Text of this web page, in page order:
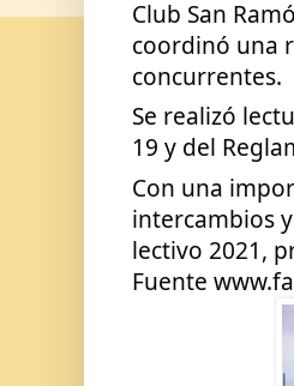
Club San
coordinó una
concurrentes.
Se realizó
19 y del
Con una
intercambios
lectivo 2021,
Fuente